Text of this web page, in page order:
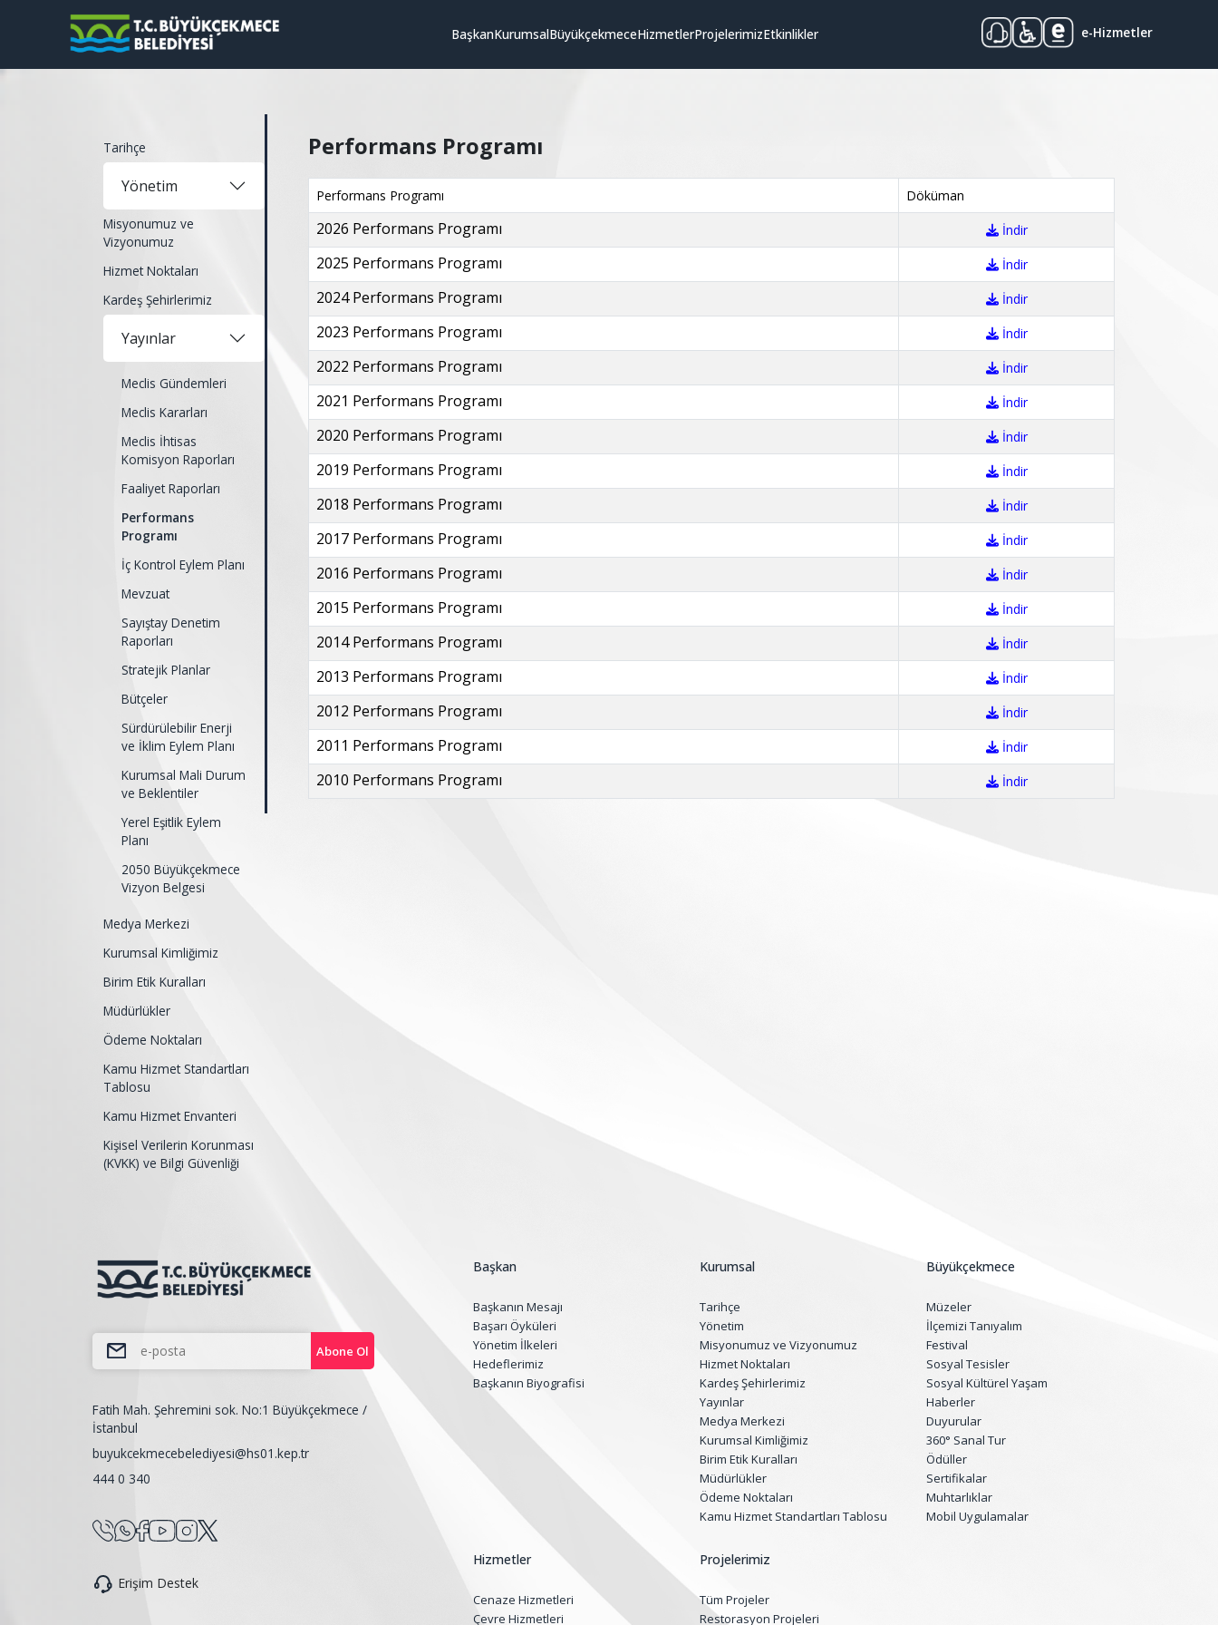
BaşkanKurumsalBüyükçekmeceHizmetlerProjelerimizEtkinlikler e-Hizmetler
Tarihçe
Yönetim
Misyonumuz ve
Vizyonumuz
Hizmet Noktaları
Kardeş Şehirlerimiz
Yayınlar
Meclis Gündemleri
Meclis Kararları
Meclis İhtisas
Komisyon Raporları
Faaliyet Raporları
Performans
Programı
İç Kontrol Eylem Planı
Mevzuat
Sayıştay Denetim
Raporları
Stratejik Planlar
Bütçeler
Sürdürülebilir Enerji
ve İklim Eylem Planı
Kurumsal Mali Durum
ve Beklentiler
Yerel Eşitlik Eylem
Planı
2050 Büyükçekmece
Vizyon Belgesi
Medya Merkezi
Kurumsal Kimliğimiz
Birim Etik Kuralları
Müdürlükler
Ödeme Noktaları
Kamu Hizmet Standartları
Tablosu
Kamu Hizmet Envanteri
Kişisel Verilerin Korunması
(KVKK) ve Bilgi Güvenliği
Performans Programı
Performans Programı Döküman
2026 Performans Programı İndir
2025 Performans Programı İndir
2024 Performans Programı İndir
2023 Performans Programı İndir
2022 Performans Programı İndir
2021 Performans Programı İndir
2020 Performans Programı İndir
2019 Performans Programı İndir
2018 Performans Programı İndir
2017 Performans Programı İndir
2016 Performans Programı İndir
2015 Performans Programı İndir
2014 Performans Programı İndir
2013 Performans Programı İndir
2012 Performans Programı İndir
2011 Performans Programı İndir
2010 Performans Programı İndir
Abone Ol
Fatih Mah. Şehremini sok. No:1 Büyükçekmece /
İstanbul
buyukcekmecebelediyesi@hs01.kep.tr
444 0 340
Erişim Destek
Başkan
Başkanın Mesajı
Başarı Öyküleri
Yönetim İlkeleri
Hedeflerimiz
Başkanın Biyografisi
Kurumsal
Tarihçe
Yönetim
Misyonumuz ve Vizyonumuz
Hizmet Noktaları
Kardeş Şehirlerimiz
Yayınlar
Medya Merkezi
Kurumsal Kimliğimiz
Birim Etik Kuralları
Müdürlükler
Ödeme Noktaları
Kamu Hizmet Standartları Tablosu
Büyükçekmece
Müzeler
İlçemizi Tanıyalım
Festival
Sosyal Tesisler
Sosyal Kültürel Yaşam
Haberler
Duyurular
360° Sanal Tur
Ödüller
Sertifikalar
Muhtarlıklar
Mobil Uygulamalar
Hizmetler
Cenaze Hizmetleri
Çevre Hizmetleri
Projelerimiz
Tüm Projeler
Restorasyon Projeleri